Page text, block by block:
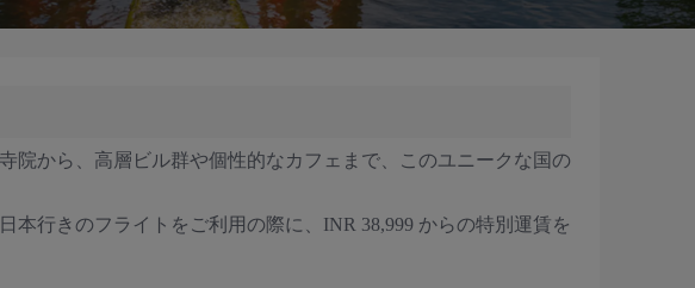
院から、高層ビル群や個性的なカフェまで、このユニークな国の
行きのフライトをご利用の際に、INR 38,999 からの特別運賃を